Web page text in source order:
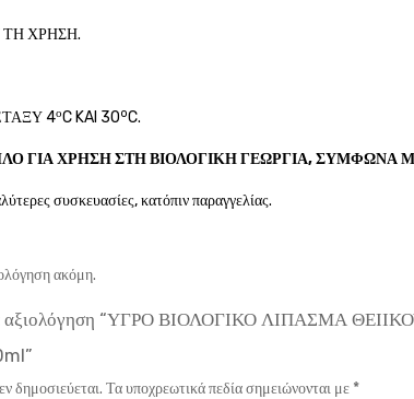
ΧΡΗΣΗ.
4οC KAI 30oC.
ΓΙΑ ΧΡΗΣΗ ΣΤΗ ΒΙΟΛΟΓΙΚΗ ΓΕΩΡΓΙΑ, ΣΥΜΦΩΝΑ
συσκευασίες, κατόπιν παραγγελίας.
ακόμη.
αξιολόγηση “ΥΓΡΟ ΒΙΟΛΟΓΙΚΟ ΛΙΠΑΣΜΑ
δημοσιεύεται. Τα υποχρεωτικά πεδία σημειώνονται με *